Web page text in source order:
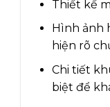
Thiết kế
Hình ảnh
hiện rõ
Chi tiết
biệt để